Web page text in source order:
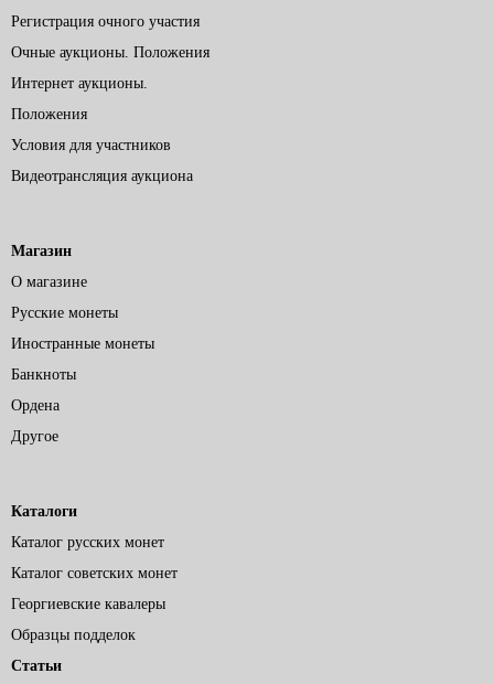
Регистрация очного участия
Очные аукционы. Положения
Интернет аукционы.
Положения
Условия для участников
Видеотрансляция аукциона
Магазин
О магазине
Русские монеты
Иностранные монеты
Банкноты
Ордена
Другое
Каталоги
Каталог русских монет
Каталог советских монет
Георгиевские кавалеры
Образцы подделок
Статьи